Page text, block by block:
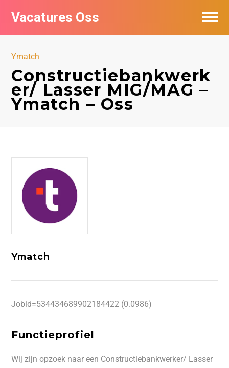
Vacatures Oss
Ymatch
Constructiebankwerk
er/ Lasser MIG/MAG –
Ymatch – Oss
Ymatch
Jobid=534434689902184422 (0.0986)
Functieprofiel
Wij zijn opzoek naar een Constructiebankwerker/ Lasser